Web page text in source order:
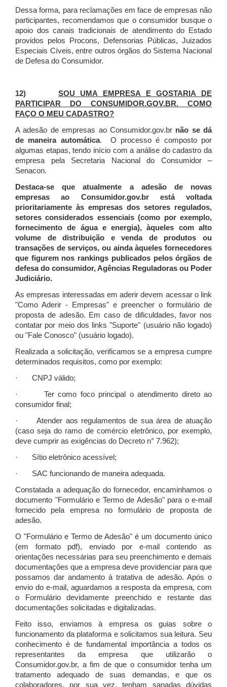
Dessa forma, para reclamações em face de empresas não
participantes, recomendamos que o consumidor busque o
apoio dos canais tradicionais de atendimento do Estado
providos pelos Procons, Defensorias Públicas, Juizados
Especiais Cíveis, entre outros órgãos do Sistema Nacional
de Defesa do Consumidor.
12) SOU UMA EMPRESA E GOSTARIA DE
PARTICIPAR DO CONSUMIDOR.GOV.BR. COMO
FAÇO O MEU CADASTRO?
A adesão de empresas ao Consumidor.gov.br não se dá
de maneira automática. O processo é composto por
algumas etapas, tendo início com a análise do cadastro da
empresa pela Secretaria Nacional do Consumidor –
Senacon.
Destaca-se que atualmente a adesão de novas
empresas ao Consumidor.gov.br está voltada
prioritariamente às empresas dos setores regulados,
setores considerados essenciais (como por exemplo,
fornecimento de água e energia), àqueles com alto
volume de distribuição e venda de produtos ou
transações de serviços, ou ainda àqueles fornecedores
que figurem nos rankings publicados pelos órgãos de
defesa do consumidor, Agências Reguladoras ou Poder
Judiciário.
As empresas interessadas em aderir devem acessar o link
"Como Aderir - Empresas" e preencher o formulário de
proposta de adesão. Em caso de dificuldades, favor nos
contatar por meio dos links "Suporte" (usuário não logado)
ou "Fale Conosco" (usuário logado).
Realizada a solicitação, verificamos se a empresa cumpre
determinados requisitos, como por exemplo:
· CNPJ válido;
· Ter como foco principal o atendimento direto ao
consumidor final;
· Atender aos regulamentos de sua área de atuação
(caso seja do ramo de comércio eletrônico, por exemplo,
deve cumprir as exigências do Decreto n° 7.962);
· Sítio eletrônico acessível;
· SAC funcionando de maneira adequada.
Constatada a adequação do fornecedor, encaminhamos o
documento "Formulário e Termo de Adesão" para o e-mail
fornecido pela empresa no formulário de proposta de
adesão.
O "Formulário e Termo de Adesão" é um documento único
(em formato pdf), enviado por e-mail contendo as
orientações necessárias para seu preenchimento e demais
documentações que a empresa deve providenciar para que
possamos dar andamento à tratativa de adesão. Após o
envio do e-mail, aguardamos a resposta da empresa, com
o Formulário devidamente preenchido e restante das
documentações solicitadas e digitalizadas.
Feito isso, enviamos à empresa os guias sobre o
funcionamento da plataforma e solicitamos sua leitura. Seu
conhecimento é de fundamental importância a todos os
representantes da empresa que utilizarão o
Consumidor.gov.br, a fim de que o consumidor tenha um
tratamento adequado de suas demandas, e que os
colaboradores, por sua vez, tenham sanadas dúvidas